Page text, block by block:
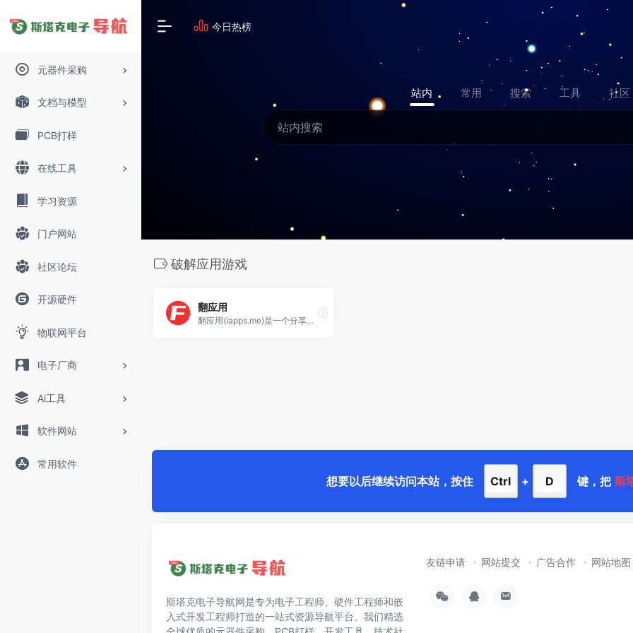
元器件采购
文档与模型
PCB打样
在线工具
学习资源
门户网站
社区论坛
开源硬件
物联网平台
电子厂商
Ai工具
软件网站
常用软件
今日热榜
站内 常用 搜索 工具 社区
破解应用游戏
翻应用
翻应用(iapps.me)是一个分享优质安卓应用、PC软件的资源网站，还有很多玩机技巧，每天都会更新好玩、有趣的内容
想要以后继续访问本站，按住 Ctrl + D 键，把 斯
斯塔克电子导航网是专为电子工程师、硬件工程师和嵌
入式开发工程师打造的一站式资源导航平台。我们精选
友链申请 网站提交 广告合作 网站地图